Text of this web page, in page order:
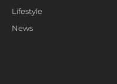
Lifestyle
News